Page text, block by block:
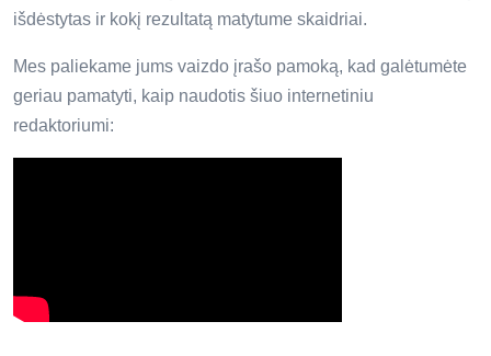
išdėstytas ir kokį rezultatą matytume skaidriai.
Mes paliekame jums vaizdo įrašo pamoką, kad galėtumėte
geriau pamatyti, kaip naudotis šiuo internetiniu
redaktoriumi: